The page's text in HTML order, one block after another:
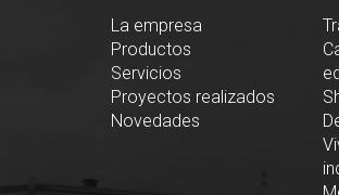
La empresa
Productos
Servicios
Proyectos realizados
Novedades